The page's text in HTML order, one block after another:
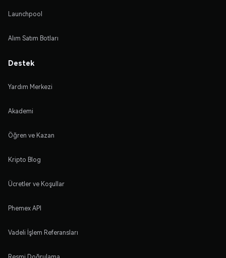
Launchpool
Alım Satım Botları
Destek
Yardım Merkezi
Akademi
Öğren ve Kazan
Kripto Blog
Ücretler ve Koşullar
Phemex API
Vadeli İşlem Referansları